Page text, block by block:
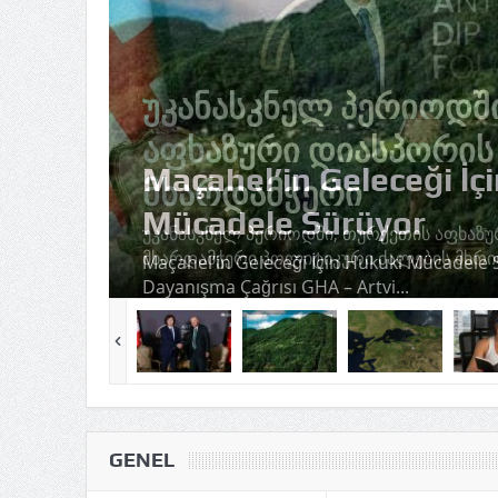
Maçahel’in Geleceği
Mücadele Sürüyor
Maçahel’in Geleceği İçin Hukuki Mücadele
Dayanışma Çağrısı GHA – Artvi...